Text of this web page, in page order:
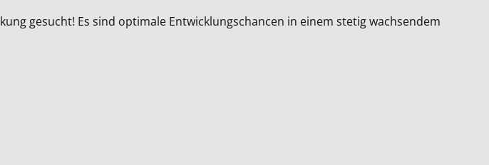
gesucht! Es sind optimale Entwicklungschancen in einem stetig wachsendem